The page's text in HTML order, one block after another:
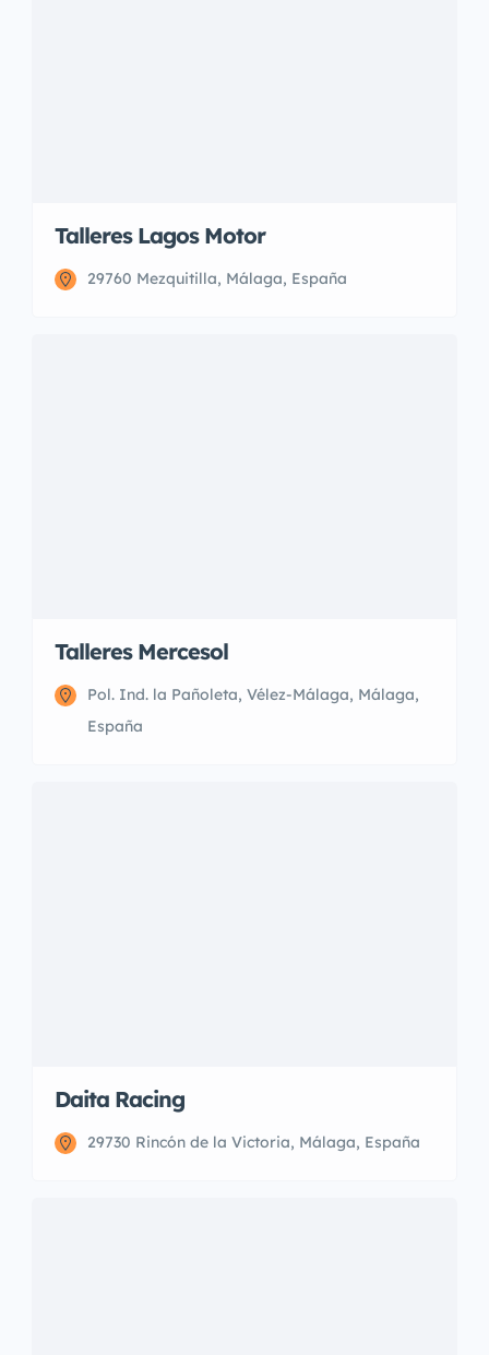
Talleres Lagos Motor
29760 Mezquitilla, Málaga, España
Talleres Mercesol
Pol. Ind. la Pañoleta, Vélez-Málaga, Málaga,
España
Daita Racing
29730 Rincón de la Victoria, Málaga, España